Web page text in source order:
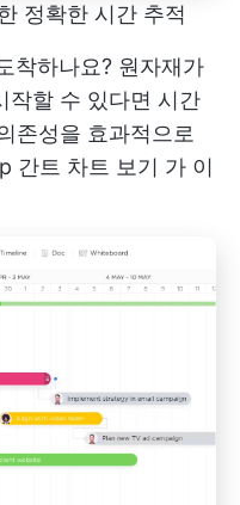
정확한 시간 추적
착하나요? 원자재가
작할 수 있다면 시간
존성을 효과적으로
간트 차트 보기 가 이